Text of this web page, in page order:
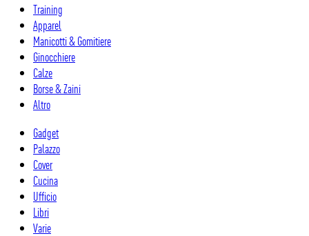
Training
Apparel
Manicotti & Gomitiere
Ginocchiere
Calze
Borse & Zaini
Altro
Gadget
Palazzo
Cover
Cucina
Ufficio
Libri
Varie